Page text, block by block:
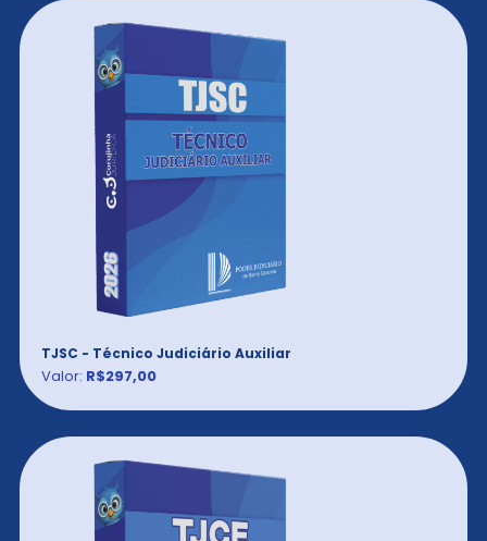
TJSC - Técnico Judiciário Auxiliar
Valor: R$297,00